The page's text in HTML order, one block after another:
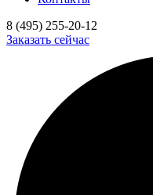
8 (495) 255-20-12
Заказать сейчас